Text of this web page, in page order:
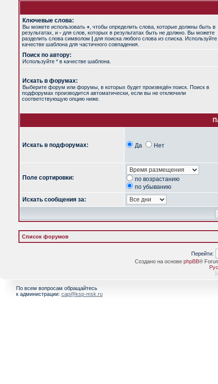
Ключевые слова:
Вы можете использовать + , чтобы определить слова, которые должны быть в
результатах, и - для слов, которых в результатах быть не должно. Вы можете
разделить слова символом | для поиска любого слова из списка. Используйте
качестве шаблона для частичного совпадения.
Поиск по автору:
Используйте * в качестве шаблона.
Искать в форумах:
Выберите форум или форумы, в которых будет произведён поиск. Поиск в
подфорумах производится автоматически, если вы не отключили
соответствующую опцию ниже.
Искать в подфорумах: Да Нет
Поле сортировки:
по возрастанию
по убыванию
Искать сообщения за:
Список форумов
Перейти:
Создано на основе phpBB®
[
По всем вопросам обращайтесь
к администрации: cap@ksp-msk.ru